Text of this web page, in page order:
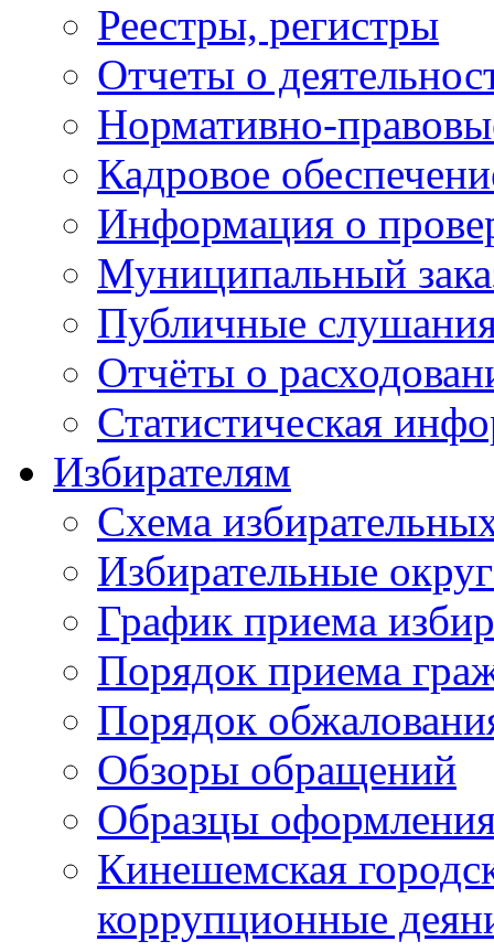
Реестры, регистры
Отчеты о
Нормативно-
Кадровое
Информация о
Муниципальный
Публичные
Отчёты о
Статистическая
Избирателям
Схема
Избирательные
График приема
Порядок приема
Порядок
Обзоры обращений
Образцы
Кинешемская
коррупционные